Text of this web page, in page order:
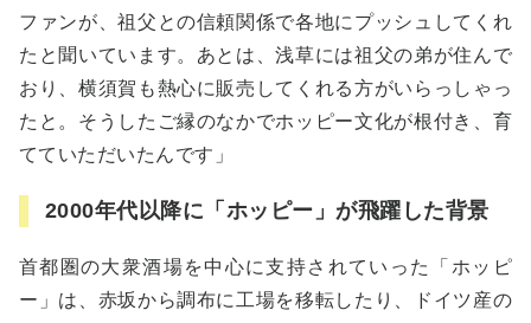
ファンが、祖父との信頼関係で各地にプッシュしてくれ
たと聞いています。あとは、浅草には祖父の弟が住んで
おり、横須賀も熱心に販売してくれる方がいらっしゃっ
たと。そうしたご縁のなかでホッピー文化が根付き、育
てていただいたんです」
2000年代以降に「ホッピー」が飛躍した背景
首都圏の大衆酒場を中心に支持されていった「ホッピ
ー」は、赤坂から調布に工場を移転したり、ドイツ産の